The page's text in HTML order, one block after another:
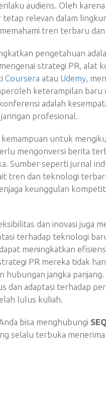
audiens. Oleh
tetap relevan dalam
tren terbaru
pengetahuan
strategi PR, alat
Coursera atau Udemy,
keterampilan baru
adalah
profesional.
untuk
mengonversi berita
Sumber seperti jurnal
tren dan teknologi
keunggulan
dan inovasi juga
terhadap teknologi
meningkatkan
PR mereka tidak
hubungan jangka
dan adaptasi terhadap
lulus kuliah.
bisa menghubungi
selalu terbuka